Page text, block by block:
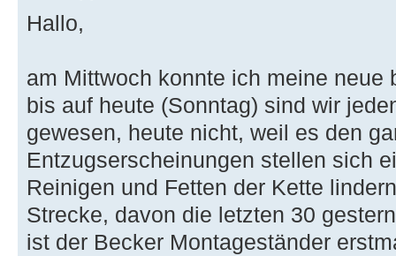
Hallo,
am Mittwoch konnte ich meine neue
bis auf heute (Sonntag) sind wir
gewesen, heute nicht, weil es den
Entzugserscheinungen stellen sich
Reinigen und Fetten der Kette
Strecke, davon die letzten 30
ist der Becker Montageständer